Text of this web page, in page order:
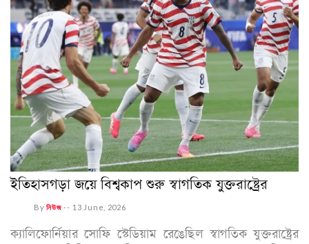
ইতিহাসগড়া জয়ে বিশ্বকাপ শুরু স্বাগতিক যুক্তরাষ্ট্রের
Byনিউজ -- 13 June, 2026
ক্যালিফোর্নিয়ার সোফি স্টেডিয়াম রেঙেছিল স্বাগতিক যুক্তরাষ্ট্রের